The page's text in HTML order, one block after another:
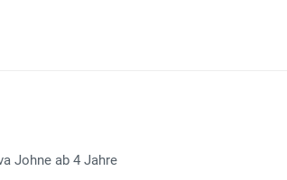
Johne ab 4 Jahre